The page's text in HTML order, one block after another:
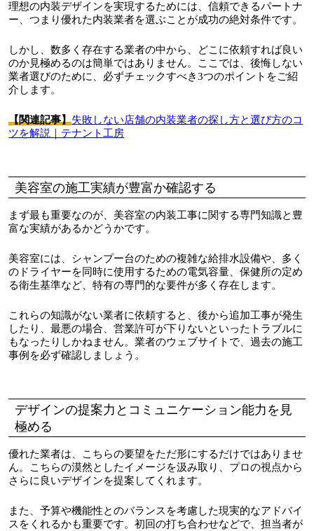
理想の内装デザインを実現するためには、信頼できるパートナ
ー、つまり優れた内装業者を選ぶことが成功の絶対条件です。
しかし、数多く存在する業者の中から、どこに依頼すれば良い
のか見極めるのは簡単ではありません。ここでは、後悔しない
業者選びのために、必ずチェックすべき3つのポイントをご紹
介します。
【関連記事】失敗しない店舗の内装業者の探し方と選び方のコ
ツを解説｜テナント工房
美容室の施工実績が豊富か確認する
まず最も重要なのが、美容室の内装工事に関する専門知識と豊
富な実績があるかどうかです。
美容室には、シャンプー台のための複雑な給排水設備や、多く
のドライヤーを同時に使用するための電気容量、保健所の定め
る衛生基準など、特有の専門的な要件が多く存在します。
これらの知識がない業者に依頼すると、後から追加工事が発生
したり、最悪の場合、営業許可が下りないといったトラブルに
もなったりしかねません。業者のウェブサイトで、過去の施工
事例を必ず確認しましょう。
デザインの提案力とコミュニケーション能力を見
極める
優れた業者は、こちらの要望をただ形にするだけではありませ
ん。こちらの漠然としたイメージを汲み取り、プロの視点から
さらに良いデザインを提案してくれます。
また、予算や機能性とのバランスを考慮した現実的なアドバイ
スをくれるかも重要です。初回の打ち合わせなどで、担当者が